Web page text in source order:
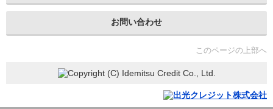
お問い合わせ
このページの上部へ